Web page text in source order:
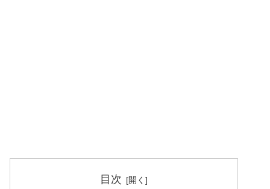
目次